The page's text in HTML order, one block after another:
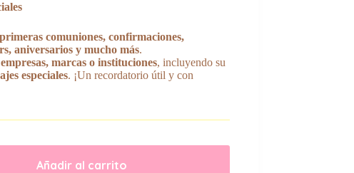
comuniones, confirmaciones,
aniversarios y mucho más.
empresas, marcas o instituciones, incluyendo su
especiales. ¡Un recordatorio útil y con
Añadir al carrito